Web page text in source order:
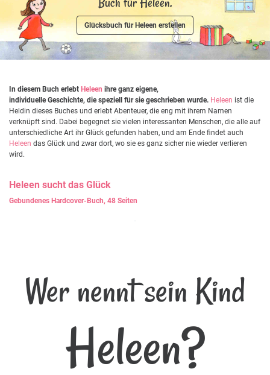
Glücksbuch für Heleen erstellen
In diesem Buch erlebt Heleen ihre ganz eigene,
individuelle Geschichte, die speziell für sie geschrieben wurde. Heleen ist die
Heldin dieses Buches und erlebt Abenteuer, die eng mit ihrem Namen
verknüpft sind. Dabei begegnet sie vielen interessanten Menschen, die alle auf
unterschiedliche Art ihr Glück gefunden haben, und am Ende findet auch
Heleen das Glück und zwar dort, wo sie es ganz sicher nie wieder verlieren
wird.
Heleen sucht das Glück
Gebundenes Hardcover-Buch, 48 Seiten
Wer nennt sein Kind
Heleen?